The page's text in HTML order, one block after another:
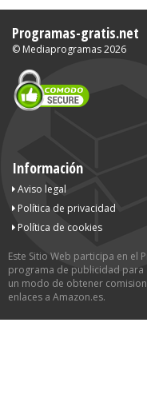
Programas-gratis.net
© Mediaprogramas2026
Información
Aviso legal
Política de privacidad
Política de cookies
Este Sitio Web participa en el
programa de publicidad
un modo de obtener
enlaces a Amazon.es.